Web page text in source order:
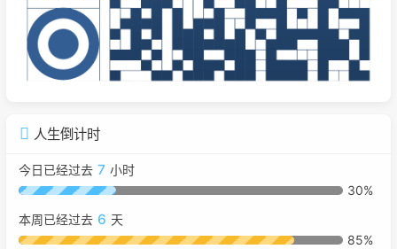
人生倒计时
今日已经过去 7 小时
30%
本周已经过去 6 天
85%